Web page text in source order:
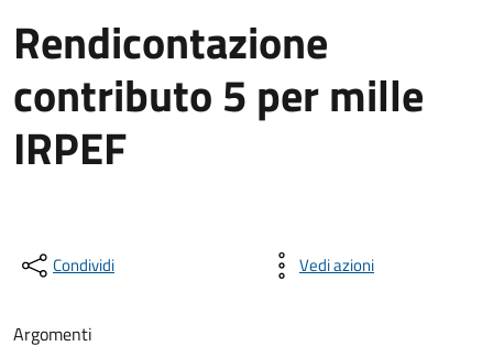
Rendicontazione
contributo 5 per mille
IRPEF
Condividi Vedi azioni
Argomenti